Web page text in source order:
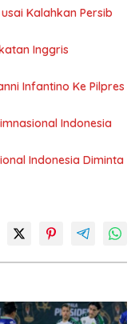
Kalahkan Persib
Inggris
Infantino Ke Pilpres
Indonesia
Indonesia Diminta